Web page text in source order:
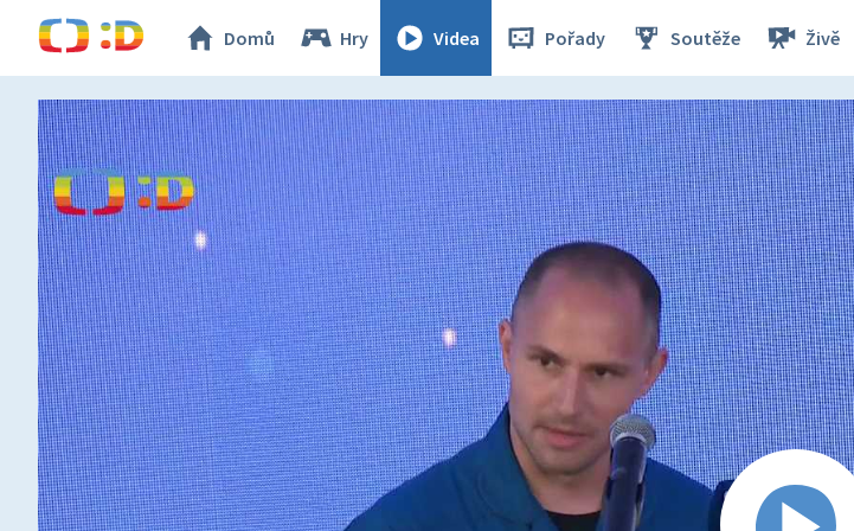
Domů Hry Videa Pořady Soutěže Živě